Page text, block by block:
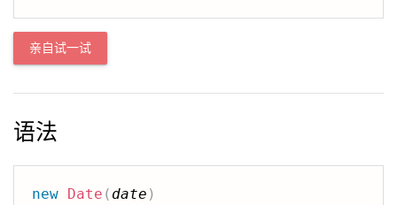
亲自试一试
语法
new Date ( date )